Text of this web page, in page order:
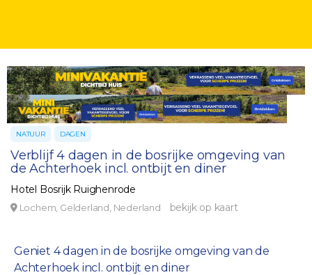
NATUUR DAGEN
Verblijf 4 dagen in de bosrijke omgeving van
de Achterhoek incl. ontbijt en diner
Hotel Bosrijk Ruighenrode
Lochem, Gelderland, Nederland bekijk op kaart
Geniet 4 dagen in de bosrijke omgeving van de
Achterhoek incl. ontbijt en diner